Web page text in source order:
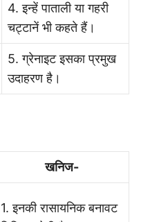
4. इन्हें पाताली या गहरी
चट्टानें भी कहते हैं।
5. ग्रेनाइट इसका प्रमुख
उदाहरण है।
खनिज-
1. इनकी रासायनिक बनावट